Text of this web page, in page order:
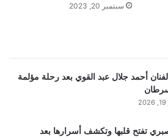
سبتمبر 20, 2023
أحمد جلال عبد القوي بعد رحلة مؤلمة
تفتح قلبها وتكشف أسرارها بعد